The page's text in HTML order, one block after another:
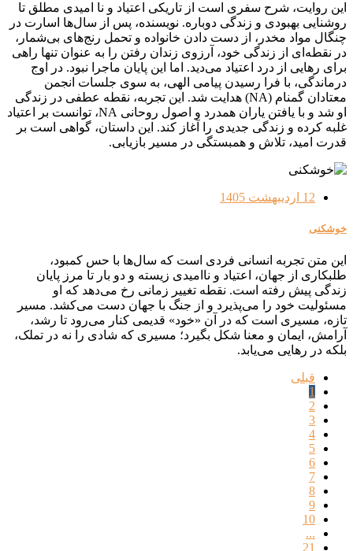
این روایت، شرح سفری است از تاریکی اعتیاد و نا امیدی مطلق تا
روشنایی بهبودی و زندگی دوباره. نویسنده، پس از سال‌ها اسارت در
چنگال مواد مخدر، از دست دادن خانواده و تحمل رنج‌های بی‌شمار،
در نقطه‌ای از زندگی خود، آرزوی زندان رفتن را به عنوان تنها راهی
برای رهایی از درد اعتیاد می‌دید. اما این پایان ماجرا نبود. در اوج
درماندگی، با فرا رسیدن پیامی الهی، به سوی جلسات انجمن
معتادان گمنام (NA) هدایت شد. این تجربه، نقطه عطفی در زندگی
او شد و با یافتن یاران همدرد و اصول روحانی NA، توانست بر اعتیاد
غلبه کرده و زندگی جدیدی را آغاز کند. این داستان، گواهی است بر
قدرت امید، تلاش و همبستگی در مسیر بازیابی.
12 اردیبهشت 1405
خوشکنی
این متن تجربه انسانی فردی است که سال‌ها با حس کمبود،
طلبکاری از جهان، اعتیاد و ناامیدی زیسته و دو بار تا مرز پایان
زندگی پیش رفته است. نقطه تغییر زمانی رخ می‌دهد که او
مسئولیت خود را می‌پذیرد و از جنگ با جهان دست می‌کشد. مسیر
تازه، مسیری است که در آن «خود» قدیمی کنار می‌رود تا رشد،
آرامش، ایمان و معنا شکل بگیرد؛ مسیری که شادی را نه در تملک،
بلکه در رهایی می‌یابد.
قبلی
1
2
3
4
5
6
7
8
9
10
...
21